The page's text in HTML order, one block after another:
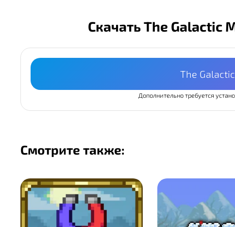
Скачать The Galactic
The
Дополнительно требуется
Смотрите также: